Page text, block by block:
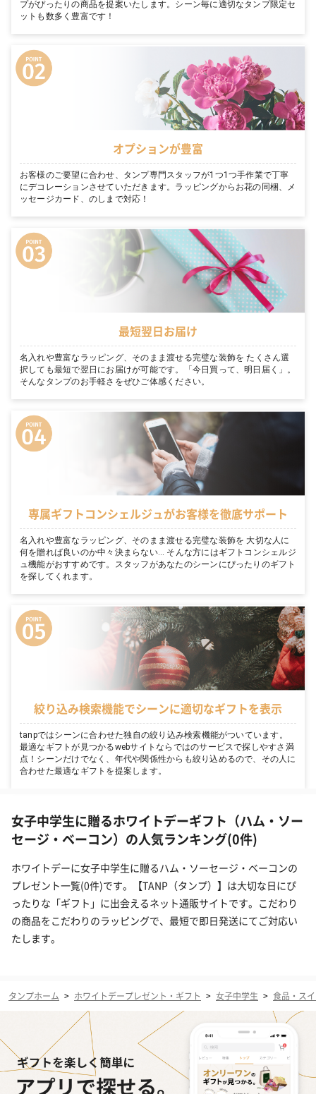
プがぴったりの商品を提案いたします。シーン毎に適切なタンプ限定セ
ットも数多く豊富です！
オプションが豊富
お客様のご要望に合わせ、タンプ専門スタッフが1つ1つ手作業で丁寧
にデコレーションさせていただきます。ラッピングからお花の同梱、メ
ッセージカード、のしまで対応！
最短翌日お届け
名入れや豊富なラッピング、そのまま渡せる完璧な装飾を たくさん選
択しても最短で翌日にお届けが可能です。「今日買って、明日届く」。
そんなタンプのお手軽さをぜひご体感ください。
専属ギフトコンシェルジュがお客様を徹底サポート
名入れや豊富なラッピング、そのまま渡せる完璧な装飾を 大切な人に
何を贈れば良いのか中々決まらない… そんな方にはギフトコンシェルジ
ュ機能がおすすめです。スタッフがあなたのシーンにぴったりのギフト
を探してくれます。
絞り込み検索機能でシーンに適切なギフトを表示
tanpではシーンに合わせた独自の絞り込み検索機能がついています。
最適なギフトが見つかるwebサイトならではのサービスで探しやすさ満
点！シーンだけでなく、年代や関係性からも絞り込めるので、その人に
合わせた最適なギフトを提案します。
女子中学生に贈るホワイトデーギフト（ハム・ソー
セージ・ベーコン）の人気ランキング(0件)
ホワイトデーに女子中学生に贈るハム・ソーセージ・ベーコンの
プレゼント一覧(0件)です。【TANP（タンプ）】は大切な日にぴ
ったりな「ギフト」に出会えるネット通販サイトです。こだわり
の商品をこだわりのラッピングで、最短で即日発送にてご対応い
たします。
タンプホーム > ホワイトデープレゼント・ギフト > 女子中学生 > 食品・ス